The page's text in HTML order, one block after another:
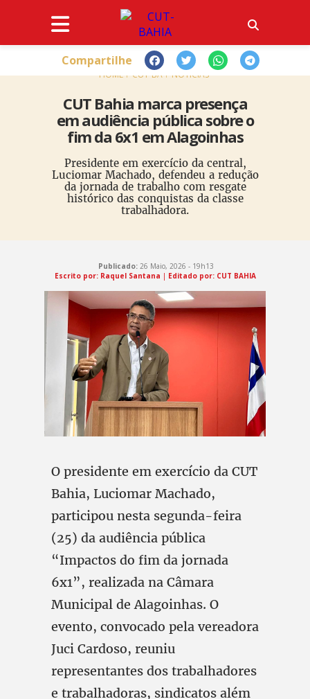
HOME CUT-BA NOTÍCIAS
CUT Bahia marca presença
em audiência pública sobre o
fim da 6x1 em Alagoinhas
Presidente em exercício da central,
Luciomar Machado, defendeu a redução
da jornada de trabalho com resgate
histórico das conquistas da classe
trabalhadora.
Compartilhe
Publicado: 26 Maio, 2026 - 19h13
Escrito por: Raquel Santana | Editado por: CUT BAHIA
O presidente em exercício da CUT
Bahia, Luciomar Machado,
participou nesta segunda-feira
(25) da audiência pública
“Impactos do fim da jornada
6x1”, realizada na Câmara
Municipal de Alagoinhas. O
evento, convocado pela vereadora
Juci Cardoso, reuniu
representantes dos trabalhadores
e trabalhadoras, sindicatos além